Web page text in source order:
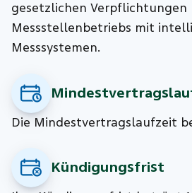
gesetzlichen Verpflichtungen
Messstellenbetriebs mit
Messsystemen.
Die Mindestvertragslaufzeit
Kündigungsfrist